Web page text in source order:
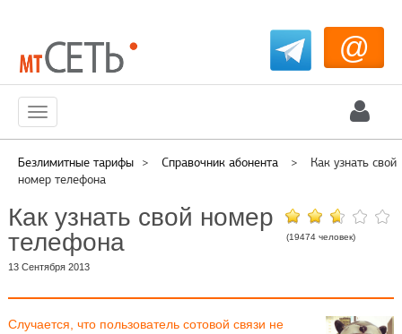
@
Меню
Безлимитные тарифы > Справочник абонента >
Как узнать свой
номер телефона
(19474 человек)
Как узнать свой номер
телефона
13 Сентября 2013
Случается, что пользователь сотовой связи не